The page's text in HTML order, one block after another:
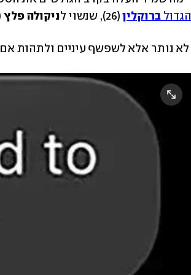
הגדול ברוקלין (26), שנשוי ל ניקולה פלץ